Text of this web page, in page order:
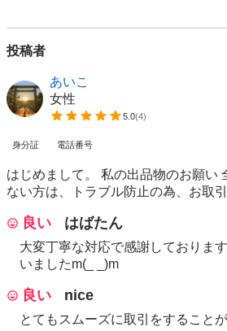
投稿者
あいこ
女性
5.0(4)
身分証 電話番号
はじめまして。 私の出品物のお願い
ない方は、トラブル防止の為、お取
良い はばたん
大変丁寧な対応で感謝しておりま
いましたm(_ _)m
良い nice
とてもスムーズに取引をすること